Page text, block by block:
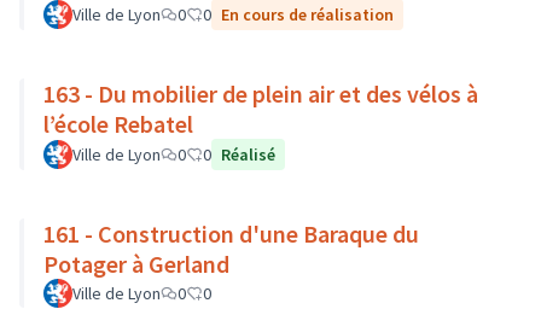
Ville de Lyon 0 0 En cours de réalisation
163 - Du mobilier de plein air et des vélos à
l’école Rebatel
Ville de Lyon 0 0 Réalisé
161 - Construction d'une Baraque du
Potager à Gerland
Ville de Lyon 0 0